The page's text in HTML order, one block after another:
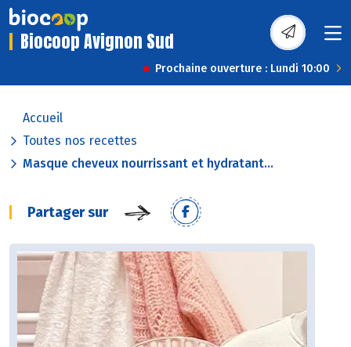
Biocoop Avignon Sud
Prochaine ouverture : Lundi 10:00
Accueil
Toutes nos recettes
Masque cheveux nourrissant et hydratant...
Partager sur